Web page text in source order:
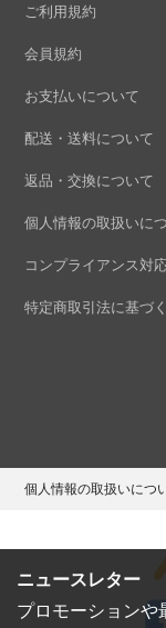
ニュースレター
プロモーションや
ご利用規約
会員規約
お支払いについて
配送・送料について
返品・交換について
個人情報の取扱いに
コンプライアンス対
特定商取引法に基づ
個人情報の取扱いにつ